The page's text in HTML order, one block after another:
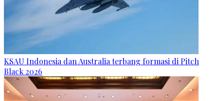
KSAU Indonesia dan Australia terbang formasi di Pitch
Black 2026